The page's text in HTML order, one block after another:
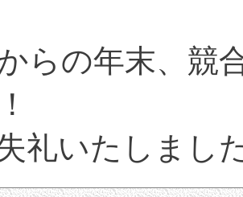
らの年末、競
礼いたしまし